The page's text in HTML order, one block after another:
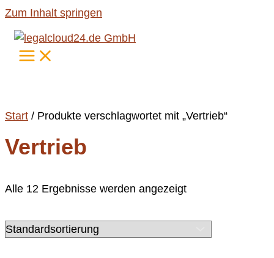
Zum Inhalt springen
Start / Produkte verschlagwortet mit „Vertrieb“
Vertrieb
Alle 12 Ergebnisse werden angezeigt